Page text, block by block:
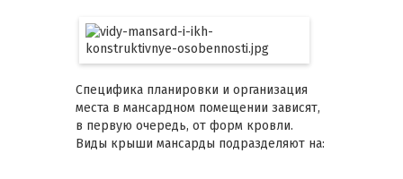
Специфика планировки и организация
места в мансардном помещении зависят,
в первую очередь, от форм кровли.
Виды крыши мансарды подразделяют на: